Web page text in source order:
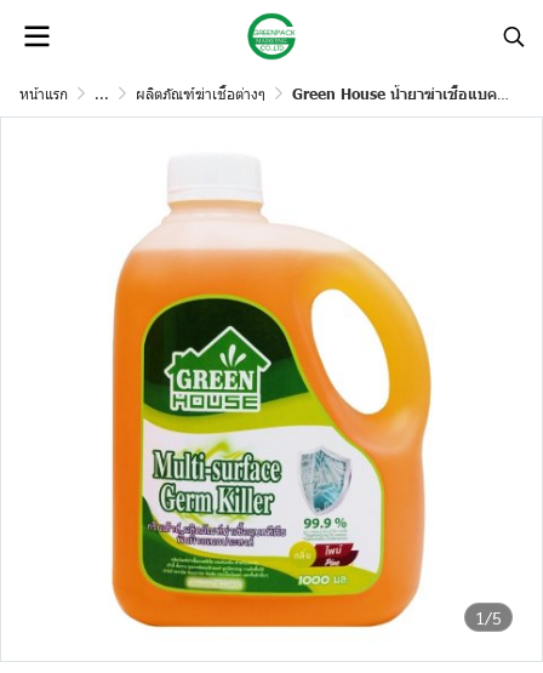
หน้าแรก ... ผลิตภัณฑ์ฆ่าเชื้อต่างๆ Green House น้ำยาฆ่าเชื้อแบคทีเรียและดับกลิ่น Multi surface germ killer 1000 ml กลิ่นไพน์
1/5